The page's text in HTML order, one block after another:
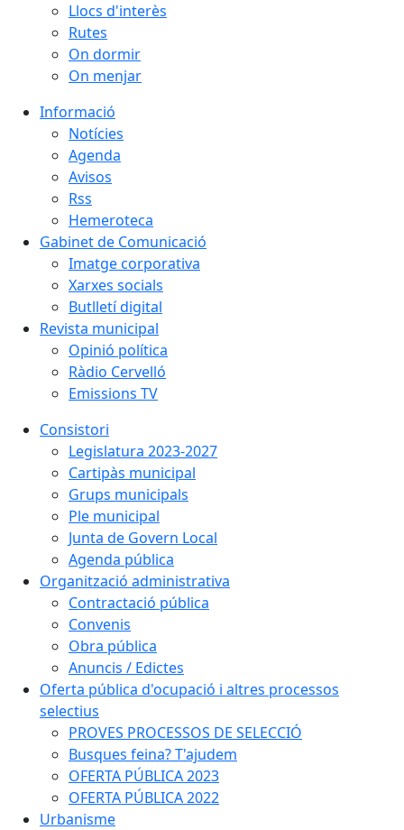
Llocs d'interès
Rutes
On dormir
On menjar
Informació
Notícies
Agenda
Avisos
Rss
Hemeroteca
Gabinet de Comunicació
Imatge corporativa
Xarxes socials
Butlletí digital
Revista municipal
Opinió política
Ràdio Cervelló
Emissions TV
Consistori
Legislatura 2023-2027
Cartipàs municipal
Grups municipals
Ple municipal
Junta de Govern Local
Agenda pública
Organització administrativa
Contractació pública
Convenis
Obra pública
Anuncis / Edictes
Oferta pública d'ocupació i altres processos
selectius
PROVES PROCESSOS DE SELECCIÓ
Busques feina? T'ajudem
OFERTA PÚBLICA 2023
OFERTA PÚBLICA 2022
Urbanisme